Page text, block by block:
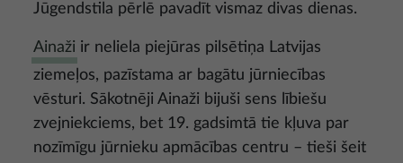
Jūgendstila pērlē pavadīt vismaz divas dienas.
Ainaži ir neliela piejūras pilsētiņa Latvijas
ziemeļos, pazīstama ar bagātu jūrniecības
vēsturi. Sākotnēji Ainaži bijuši sens lībiešu
zvejniekciems, bet 19. gadsimtā tie kļuva par
nozīmīgu jūrnieku apmācības centru – tieši šeit